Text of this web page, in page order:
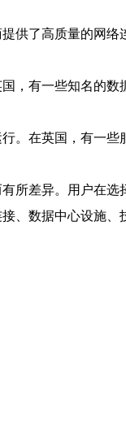
供了高质量的网
，有一些知名的
。在英国，有一些
差异。用户在选
、数据中心设施